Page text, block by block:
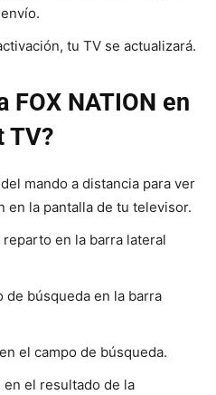
tu TV se actualizará.
FOX NATION en
TV?
mando a distancia para ver
en la pantalla de tu televisor.
en la barra lateral
de búsqueda en la barra
el campo de búsqueda.
en el resultado de la